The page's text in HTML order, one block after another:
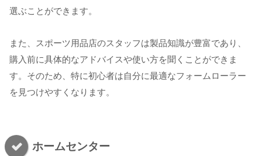
選ぶことができます。
また、スポーツ用品店のスタッフは製品知識が豊富であり、
購入前に具体的なアドバイスや使い方を聞くことができま
す。そのため、特に初心者は自分に最適なフォームローラー
を見つけやすくなります。
ホームセンター